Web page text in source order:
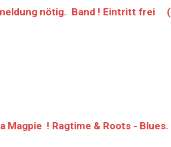
nötig. Band ! Eintritt frei (
Magpie ! Ragtime & Roots - Blues.